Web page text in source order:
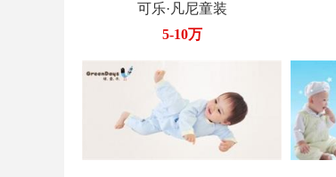
可乐·凡尼童装
5-10万